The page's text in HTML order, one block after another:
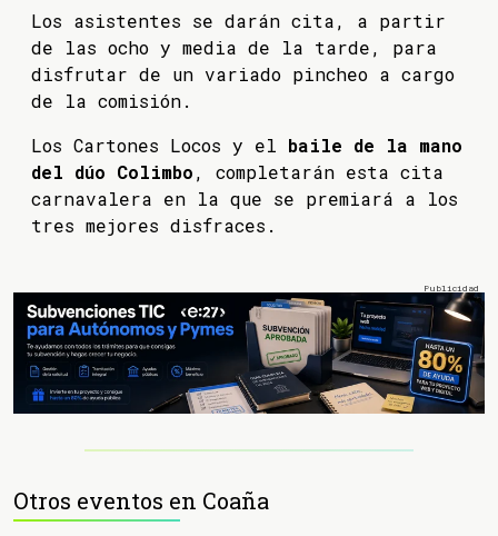
Los asistentes se darán cita, a partir
de las ocho y media de la tarde, para
disfrutar de un variado pincheo a cargo
de la comisión.
Los Cartones Locos y el baile de la mano
del dúo Colimbo, completarán esta cita
carnavalera en la que se premiará a los
tres mejores disfraces.
Otros eventos en Coaña